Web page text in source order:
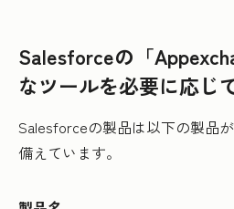
Salesforceの「
なツールを必要に応じ
Salesforceの製品は以下の製品
備えています。